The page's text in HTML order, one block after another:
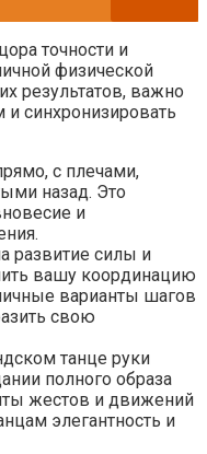
точности и
физической
результатов, важно
и синхронизировать
с плечами,
назад. Это
и
развитие силы и
вашу координацию
варианты шагов
свою
танце руки
полного образа
жестов и движений
элегантность и